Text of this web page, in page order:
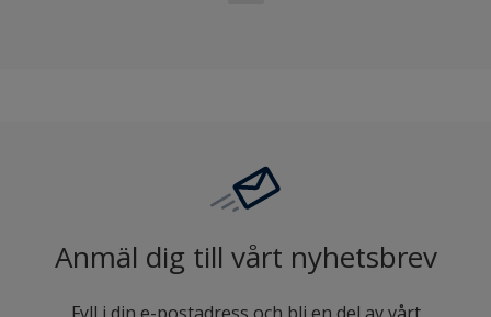
Anmäl dig till vårt nyhetsbrev